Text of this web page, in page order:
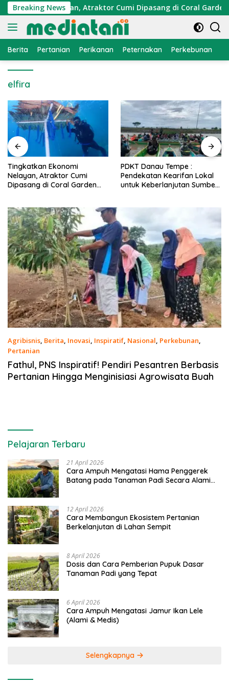
Langsung
ke
konten
Breaking News
Nelayan, Atraktor Cumi Dipasang di Coral Garden
Berita Pertanian Perikanan Peternakan Perkebunan
elfira
PDKT Danau Tempe :
Pendekatan Kearifan Lokal
untuk Keberlanjutan Sumber
Cara Mengatasi
PMK pada Sapi
Alami dan Medis
Agribisnis, Berita, Inovasi, Inspiratif, Nasional, Perkebunan,
Pertanian
12 Februari 2021
Fathul, PNS Inspiratif! Pendiri Pesantren Berbasis
Pertanian Hingga Menginisiasi Agrowisata Buah
Pelajaran Terbaru
21 April 2026
Cara Ampuh Mengatasi Hama Penggerek
Batang pada Tanaman Padi Secara Alami
12 April 2026
Cara Membangun Ekosistem Pertanian
Berkelanjutan di Lahan Sempit
8 April 2026
Dosis dan Cara Pemberian Pupuk Dasar
Tanaman Padi yang Tepat
6 April 2026
Cara Ampuh Mengatasi Jamur Ikan Lele
(Alami & Medis)
Selengkapnya